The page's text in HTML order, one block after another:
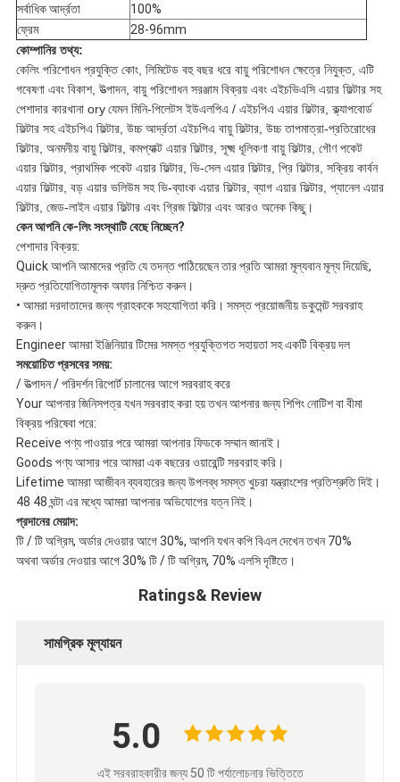
সর্বাধিক আর্দ্রতা
100%
ফ্রেম
28-96mm
কোম্পানির তথ্য:
কেলিং পরিশোধন প্রযুক্তি কোং, লিমিটেড বহু বছর ধরে বায়ু পরিশোধন ক্ষেত্রে নিযুক্ত, এটি
গবেষণা এবং বিকাশ, উত্পাদন, বায়ু পরিশোধন সরঞ্জাম বিক্রয় এবং এইচভিএসি এয়ার ফিল্টার সহ
পেশাদার কারখানা oryযেমন মিনি-পিলেটস ইউএলপিএ / এইচপিএ এয়ার ফিল্টার, ক্ল্যাপবোর্ড
ফিল্টার সহ এইচপিএ ফিল্টার, উচ্চ আর্দ্রতা এইচপিএ বায়ু ফিল্টার, উচ্চ তাপমাত্রা-প্রতিরোধের
ফিল্টার, অনমনীয় বায়ু ফিল্টার, কমপ্যাক্ট এয়ার ফিল্টার, সূক্ষ্ম ধূলিকণা বায়ু ফিল্টার, গৌণ পকেট
এয়ার ফিল্টার, প্রাথমিক পকেট এয়ার ফিল্টার, ভি-সেল এয়ার ফিল্টার, প্রি ফিল্টার, সক্রিয় কার্বন
এয়ার ফিল্টার, বড় এয়ার ভলিউম সহ ভি-ব্যাংক এয়ার ফিল্টার, ব্যাগ এয়ার ফিল্টার, প্যানেল এয়ার
ফিল্টার, জেড-লাইন এয়ার ফিল্টার এবং গ্রিজ ফিল্টার এবং আরও অনেক কিছু।
কেন আপনি কে-লিং সংস্থাটি বেছে নিচ্ছেন?
পেশাদার বিক্রয়:
Quick আপনি আমাদের প্রতি যে তদন্ত পাঠিয়েছেন তার প্রতি আমরা মূল্যবান মূল্য দিয়েছি,
দ্রুত প্রতিযোগিতামূলক অফার নিশ্চিত করুন।
• আমরা দরদাতাদের জন্য গ্রাহককে সহযোগিতা করি। সমস্ত প্রয়োজনীয় ডকুমেন্ট সরবরাহ
করুন।
Engineer আমরা ইঞ্জিনিয়ার টিমের সমস্ত প্রযুক্তিগত সহায়তা সহ একটি বিক্রয় দল
সময়োচিত প্রসবের সময়:
/ উত্পাদন / পরিদর্শন রিপোর্ট চালানের আগে সরবরাহ করে
Your আপনার জিনিসপত্র যখন সরবরাহ করা হয় তখন আপনার জন্য শিপিং নোটিশ বা বীমা
বিক্রয় পরিষেবা পরে:
Receive পণ্য পাওয়ার পরে আমরা আপনার ফিডকে সম্মান জানাই।
Goods পণ্য আসার পরে আমরা এক বছরের ওয়ারেন্টি সরবরাহ করি।
Lifetime আমরা আজীবন ব্যবহারের জন্য উপলব্ধ সমস্ত খুচরা যন্ত্রাংশের প্রতিশ্রুতি দিই।
48 48 ঘন্টা এর মধ্যে আমরা আপনার অভিযোগের যত্ন নিই।
প্রদানের মেয়াদ:
টি / টি অগ্রিম, অর্ডার দেওয়ার আগে 30%, আপনি যখন কপি বিএল দেখেন তখন 70%
অথবা অর্ডার দেওয়ার আগে 30% টি / টি অগ্রিম, 70% এলসি দৃষ্টিতে।
Ratings& Review
সামগ্রিক মূল্যায়ন
5.0
এই সরবরাহকারীর জন্য 50 টি পর্যালোচনার ভিত্তিতে